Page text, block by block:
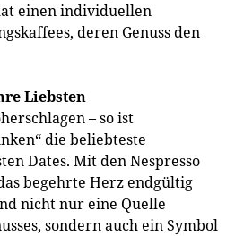
einen individuellen
deren Genuss den
Liebsten
– so ist
die beliebteste
Dates. Mit den Nespresso
begehrte Herz endgültig
nicht nur eine Quelle
sondern auch ein Symbol